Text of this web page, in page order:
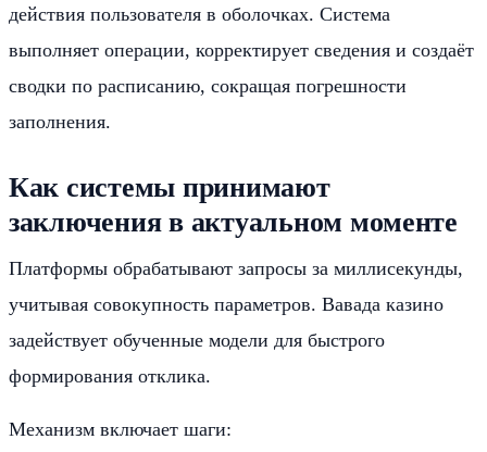
действия пользователя в оболочках. Система
выполняет операции, корректирует сведения и создаёт
сводки по расписанию, сокращая погрешности
заполнения.
Как системы принимают
заключения в актуальном моменте
Платформы обрабатывают запросы за миллисекунды,
учитывая совокупность параметров. Вавада казино
задействует обученные модели для быстрого
формирования отклика.
Механизм включает шаги: